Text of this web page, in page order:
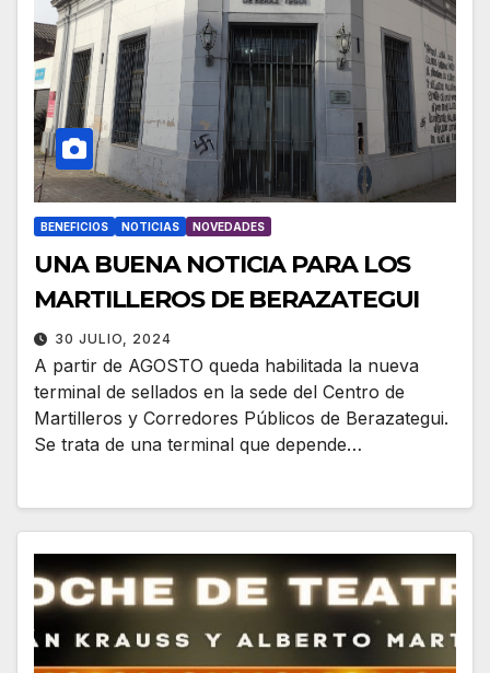
BENEFICIOS NOTICIAS NOVEDADES
UNA BUENA NOTICIA PARA LOS
MARTILLEROS DE BERAZATEGUI
30 JULIO, 2024
A partir de AGOSTO queda habilitada la nueva
terminal de sellados en la sede del Centro de
Martilleros y Corredores Públicos de Berazategui.
Se trata de una terminal que depende…